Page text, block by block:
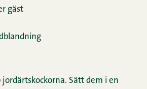
gäst
jordärtskockorna. Sätt dem i en